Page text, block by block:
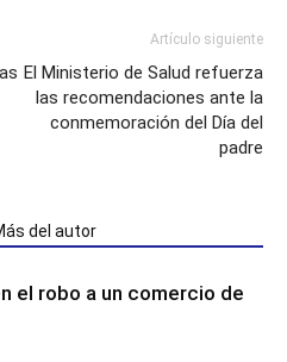
Artículo siguiente
El Ministerio de Salud refuerza
las recomendaciones ante la
conmemoración del Día del
padre
del autor
el robo a un comercio de